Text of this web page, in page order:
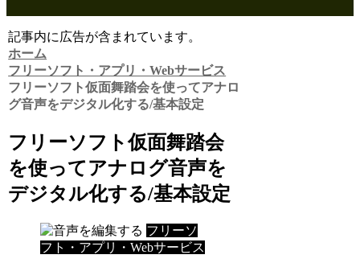
記事内に広告が含まれています。
ホーム
フリーソフト・アプリ・Webサービス
フリーソフト仮面舞踏会を使ってアナロ
グ音声をデジタル化する/基本設定
フリーソフト仮面舞踏会
を使ってアナログ音声を
デジタル化する/基本設定
フリーソ
フト・アプリ・Webサービス